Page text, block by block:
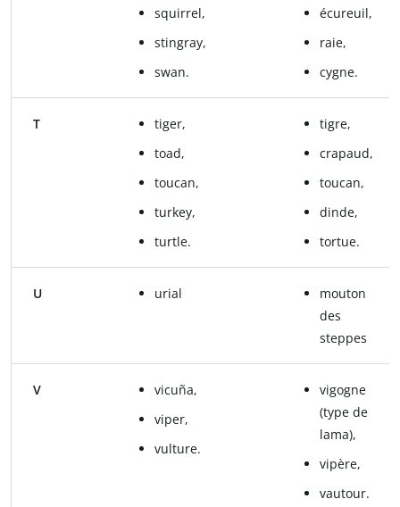
squirrel,
stingray,
swan.
écureuil,
raie,
cygne.
T
tiger,
toad,
toucan,
turkey,
turtle.
tigre,
crapaud,
toucan,
dinde,
tortue.
U urial
mouton
des
steppes
V
vicuña,
viper,
vulture.
vigogne
(type de
lama),
vipère,
vautour.